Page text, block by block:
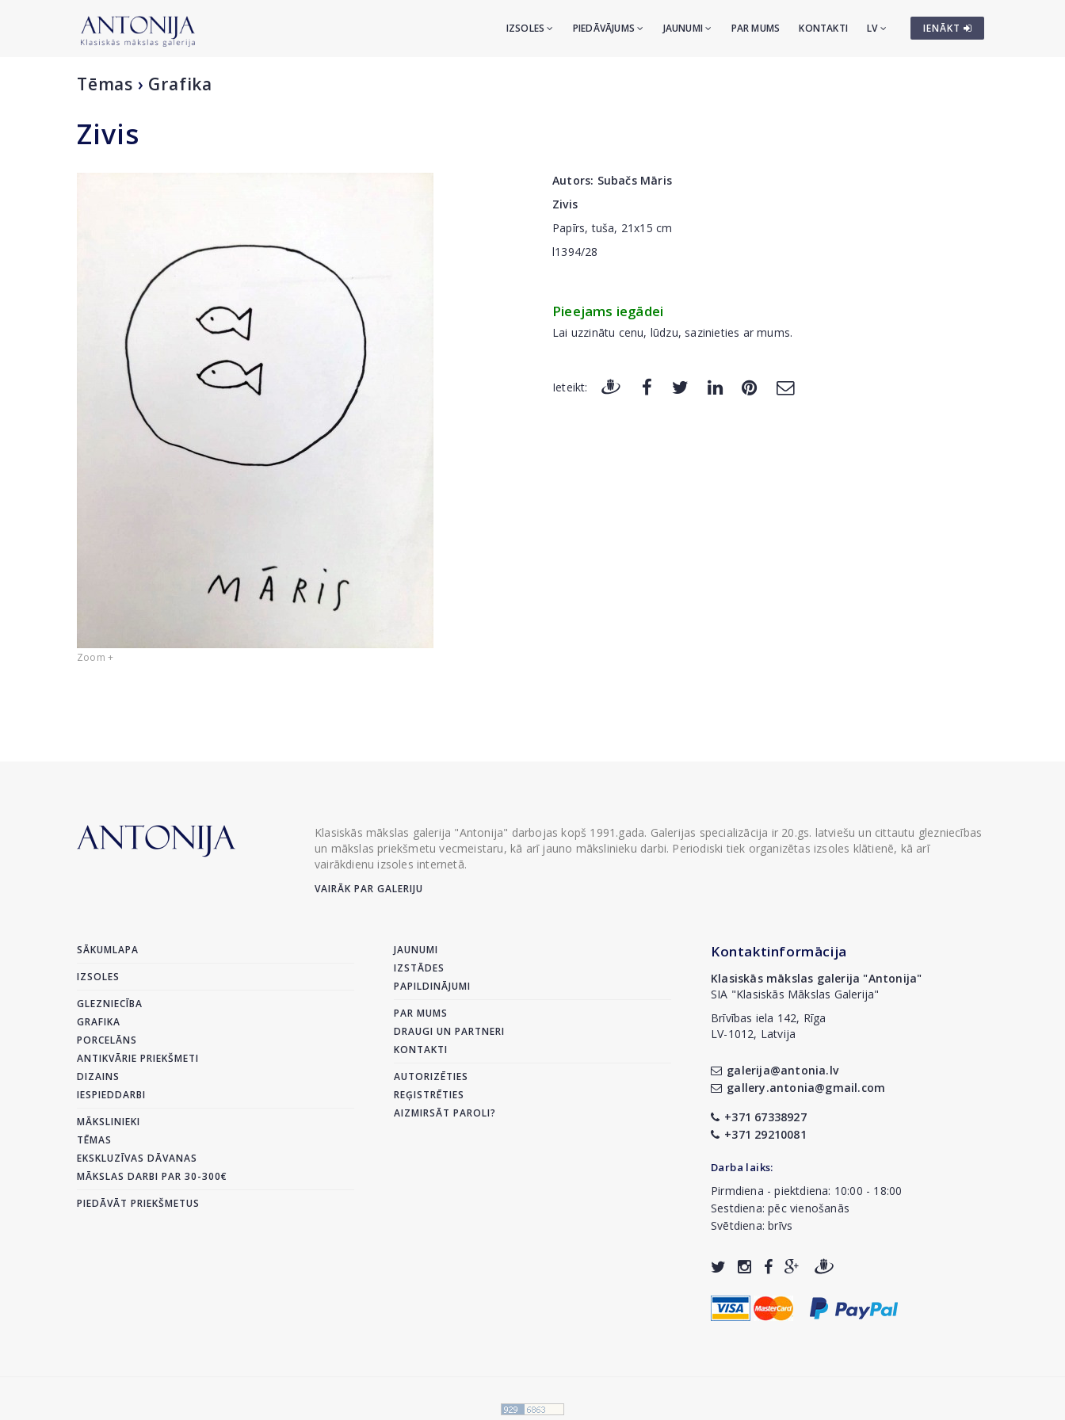
IENĀKT
IZSOLES PIEDĀVĀJUMS JAUNUMI PAR MUMS KONTAKTI LV
Tēmas › Grafika
Zivis
Zoom +
Autors: Subačs Māris
Zivis
Papīrs, tuša, 21x15 cm
l1394/28
Pieejams iegādei
Lai uzzinātu cenu, lūdzu, sazinieties ar mums.
Ieteikt:
Klasiskās mākslas galerija "Antonija" darbojas kopš 1991.gada. Galerijas specializācija ir 20.gs. latviešu un cittautu glezniecības
un mākslas priekšmetu vecmeistaru, kā arī jauno mākslinieku darbi. Periodiski tiek organizētas izsoles klātienē, kā arī
vairākdienu izsoles internetā.
VAIRĀK PAR GALERIJU
SĀKUMLAPA
IZSOLES
GLEZNIECĪBA
GRAFIKA
PORCELĀNS
ANTIKVĀRIE PRIEKŠMETI
DIZAINS
IESPIEDDARBI
MĀKSLINIEKI
TĒMAS
EKSKLUZĪVAS DĀVANAS
MĀKSLAS DARBI PAR 30-300€
PIEDĀVĀT PRIEKŠMETUS
JAUNUMI
IZSTĀDES
PAPILDINĀJUMI
PAR MUMS
DRAUGI UN PARTNERI
KONTAKTI
AUTORIZĒTIES
REĢISTRĒTIES
AIZMIRSĀT PAROLI?
Kontaktinformācija
Klasiskās mākslas galerija "Antonija"
SIA "Klasiskās Mākslas Galerija"
Brīvības iela 142, Rīga
LV-1012, Latvija
galerija@antonia.lv
gallery.antonia@gmail.com
+371 67338927
+371 29210081
Darba laiks:
Pirmdiena - piektdiena: 10:00 - 18:00
Sestdiena: pēc vienošanās
Svētdiena: brīvs